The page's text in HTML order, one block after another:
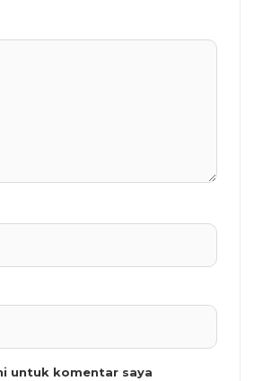
untuk komentar saya